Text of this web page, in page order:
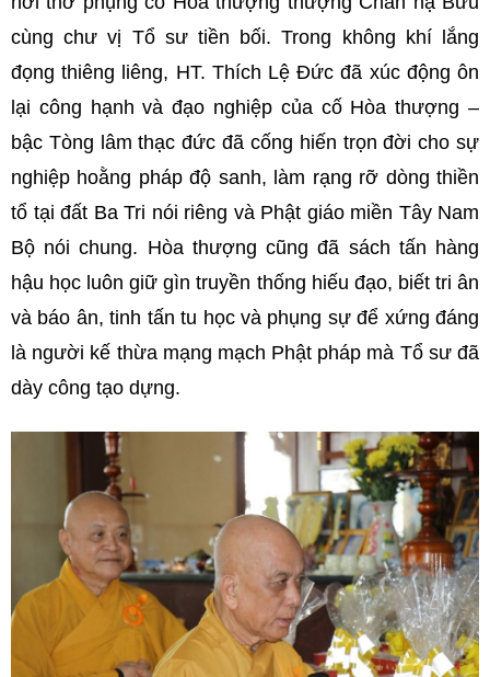
cùng chư vị Tổ sư tiền bối. Trong không khí lắng
đọng thiêng liêng, HT. Thích Lệ Đức đã xúc động ôn
lại công hạnh và đạo nghiệp của cố Hòa thượng –
bậc Tòng lâm thạc đức đã cống hiến trọn đời cho sự
nghiệp hoằng pháp độ sanh, làm rạng rỡ dòng thiền
tổ tại đất Ba Tri nói riêng và Phật giáo miền Tây Nam
Bộ nói chung. Hòa thượng cũng đã sách tấn hàng
hậu học luôn giữ gìn truyền thống hiếu đạo, biết tri ân
và báo ân, tinh tấn tu học và phụng sự để xứng đáng
là người kế thừa mạng mạch Phật pháp mà Tổ sư đã
dày công tạo dựng.